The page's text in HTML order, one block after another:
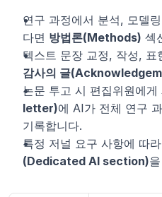
연구 과정에서 분석, 모델
다면 방법론(Methods) 섹
감사의 글
논문 투고 시 편집위원에게
letter)에 AI가 전체 연구
기록합니다.
특정 저널 요구 사항에 따라
(Dedicated AI section)